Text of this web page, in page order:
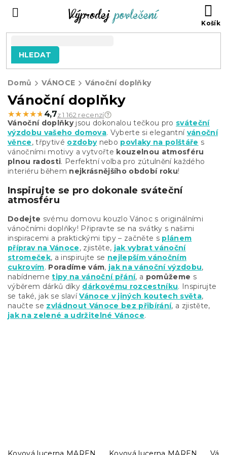
HLEDAT
Domů VÁNOCE Vánoční doplňky
Vánoční doplňky
★★★★★
★★★★★ 4,7z 1 162 recenzí
Vánoční doplňkyjsou dokonalou tečkou pro sváteční
výzdobu vašeho domova. Vyberte si elegantní vánoční
věnce, třpytivé ozdobynebo povlaky na polštáře s
vánočními motivy a vytvořte kouzelnou atmosféru
plnou radosti. Perfektní volba pro zútulnění každého
interiéru během nejkrásnějšího období roku!
Inspirujte se pro dokonale sváteční
atmosféru
Dodejte svému domovu kouzlo Vánoc s originálními
vánočními doplňky! Připravte se na svátky s našimi
inspiracemi a praktickými tipy – začněte s plánem
příprav na Vánoce, zjistěte, jak vybrat vánoční
stromeček, a inspirujte se nejlepším vánočním
cukrovím. Poradíme vám, jak na vánoční výzdobu,
nabídnemetipy na vánoční přání, a pomůžeme s
výběrem dárků díky dárkovému rozcestníku. Inspirujte
se také, jak se slavíVánoce v jiných koutech světa,
naučte se zvládnout Vánoce bez přibírání, a zjistěte,
jak na zelené a udržitelné Vánoce.